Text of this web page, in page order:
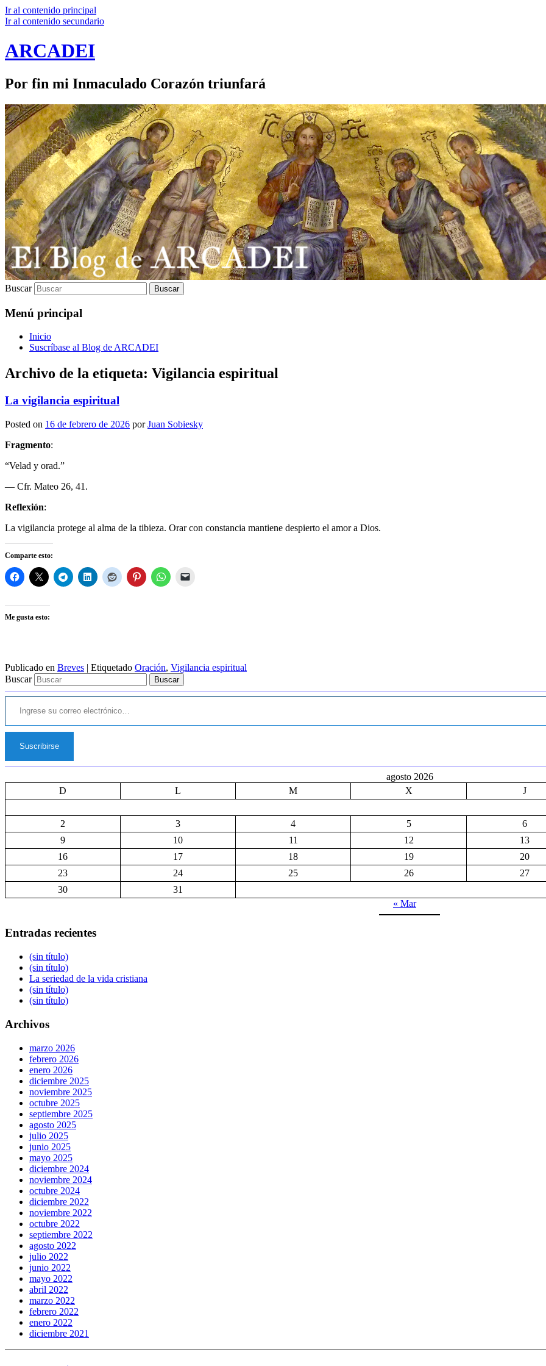
Ir al contenido principal
Ir al contenido secundario
ARCADEI
Por fin mi Inmaculado Corazón triunfará
Buscar
Menú principal
Inicio
Suscríbase al Blog de ARCADEI
Archivo de la etiqueta: Vigilancia espiritual
La vigilancia espiritual
Posted on 16 de febrero de 2026 porJuan Sobiesky
Fragmento:
“Velad y orad.”
— Cfr. Mateo 26, 41.
Reflexión:
La vigilancia protege al alma de la tibieza. Orar con constancia mantiene despierto el amor a Dios.
Comparte esto:
Me gusta esto:
Publicado en Breves | Etiquetado Oración, Vigilancia espiritual
Buscar
Ingrese su correo electrónico…
Suscribirse
agosto 2026
D
L M X J
2
3 4 5 6
9
10 11 12 13
16
17 18 19 20
23
24 25 26 27
30
31
« Mar
Entradas recientes
(sin título)
(sin título)
La seriedad de la vida cristiana
(sin título)
(sin título)
Archivos
marzo 2026
febrero 2026
enero 2026
diciembre 2025
noviembre 2025
octubre 2025
septiembre 2025
agosto 2025
julio 2025
junio 2025
mayo 2025
diciembre 2024
noviembre 2024
octubre 2024
diciembre 2022
noviembre 2022
octubre 2022
septiembre 2022
agosto 2022
julio 2022
junio 2022
mayo 2022
abril 2022
marzo 2022
febrero 2022
enero 2022
diciembre 2021